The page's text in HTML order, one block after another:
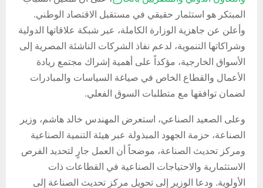
المبتكر هو استثمار حقيقي في مستقبل الاقتصاد الوطني.
وأعلن عن جاهزية الوزارة الكاملة، عبر شبكة علاقاتها الدولية
وشراكاتها التنموية، لدعم نفاذ الشركات الناشئة المصرية إلى
الأسواق الخارجية، مؤكداً على أهمية إشراك مجتمع ريادة
الأعمال والقطاع الخاص في صياغة السياسات والمبادرات
لضمان توافقها مع متطلبات السوق الفعلي.
وعلى الصعيد الصناعي، استعرض المهندس خالد هاشم، وزير
الصناعة، حزمة الجهود المبذولة عبر هيئة التنمية الصناعية
ومركز تحديث الصناعة، موضحاً أن العمل جارٍ لتحديد الفرص
الاستثمارية والاحتياجات الصناعية في القطاعات ذات
الأولوية. ودعا الوزير إلى تحويل مركز تحديث الصناعة إلى